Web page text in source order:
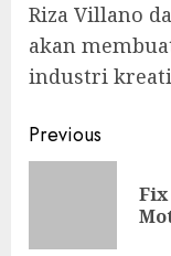
Riza Villano
akan
industri
Continue
Reading
Previous
Fix